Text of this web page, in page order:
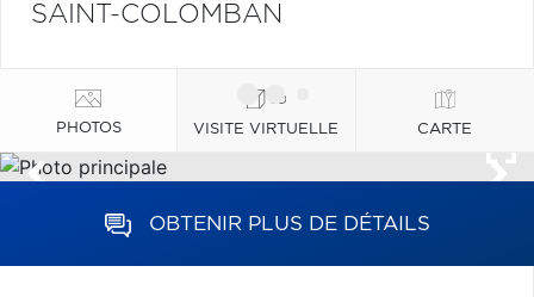
SAINT-COLOMBAN
PHOTOS VISITE VIRTUELLE CARTE
OBTENIR PLUS DE DÉTAILS